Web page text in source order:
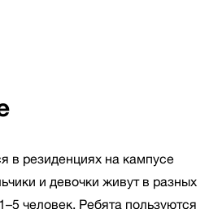
в резиденциях на кампусе
и девочки живут в разных
человек. Ребята пользуются